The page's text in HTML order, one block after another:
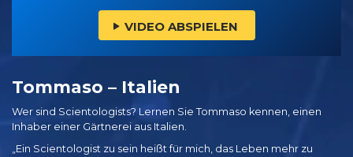
VIDEO ABSPIELEN
Tommaso – Italien
Wer sind Scientologists? Lernen Sie Tommaso kennen, einen
Inhaber einer Gärtnerei aus Italien.
„Ein Scientologist zu sein heißt für mich, das Leben mehr zu